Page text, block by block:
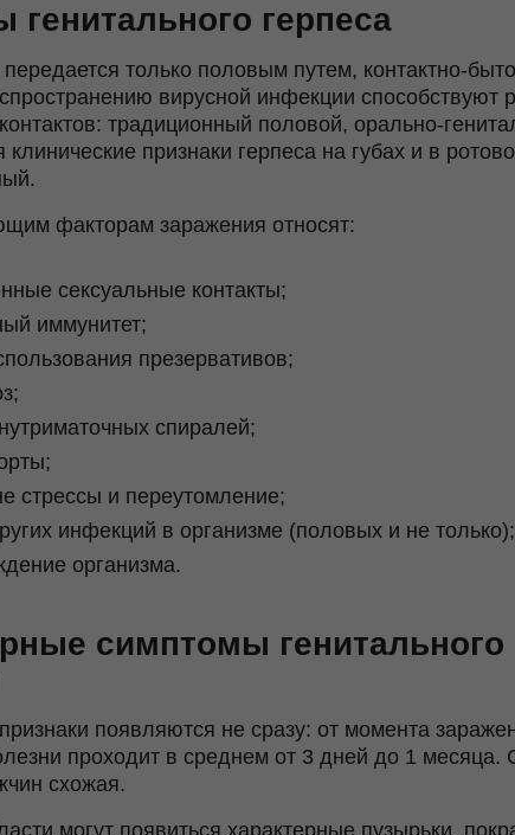
генитального герпеса
только половым путем, контактно-
вирусной инфекции способствуют
традиционный половой, орально-
признаки герпеса на губах и в
факторам заражения относят:
сексуальные контакты;
иммунитет;
презервативов;
спиралей;
стрессы и переутомление;
инфекций в организме (половых и не только);
организма.
симптомы генитального
появляются не сразу: от момента
проходит в среднем от 3 дней до 1 месяца.
схожая.
могут появиться характерные пузырьки,